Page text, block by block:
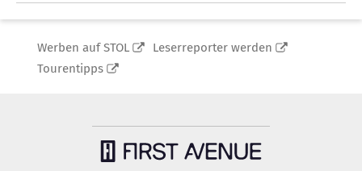
Werben auf STOL
Leserreporter werden
Tourentipps